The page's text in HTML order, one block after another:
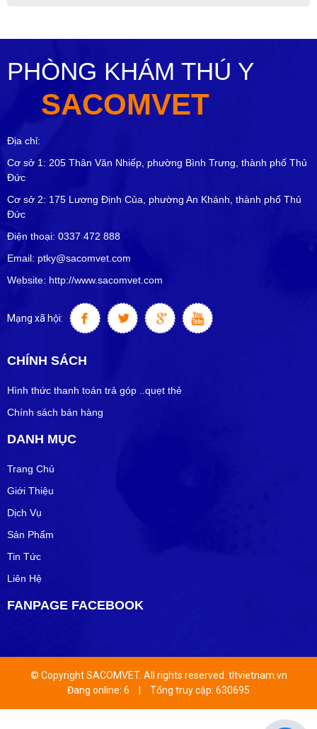
PHÒNG KHÁM THÚ Y
SACOMVET
Địa chỉ:
Cơ sở 1: 205 Thân Văn Nhiếp, phường Bình Trưng, thành phố Thủ
Đức
Cơ sở 2: 175 Lương Định Của, phường An Khánh, thành phố Thủ
Đức
Điện thoại: 0337 472 888
Email: ptky@sacomvet.com
Website: http://www.sacomvet.com
Mạng xã hội:
CHÍNH SÁCH
Hình thức thanh toán trả góp ..quẹt thẻ
Chính sách bán hàng
DANH MỤC
Trang Chủ
Giới Thiệu
Dịch Vụ
Sản Phẩm
Tin Tức
Liên Hệ
FANPAGE FACEBOOK
© Copyright SACOMVET. All rights reserved. tltvietnam.vn
Đang online: 6
| Tổng truy cập: 630695